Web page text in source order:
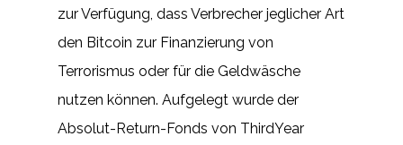
zur Verfügung, dass Verbrecher jeglicher Art
den Bitcoin zur Finanzierung von
Terrorismus oder für die Geldwäsche
nutzen können. Aufgelegt wurde der
Absolut-Return-Fonds von ThirdYear